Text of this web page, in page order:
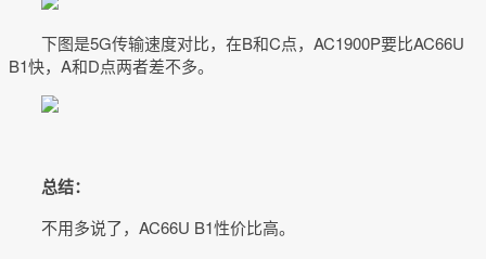
下图是5G传输速度对比，在B和C点，AC1900P要比AC66U
B1快，A和D点两者差不多。
总结：
不用多说了，AC66U B1性价比高。